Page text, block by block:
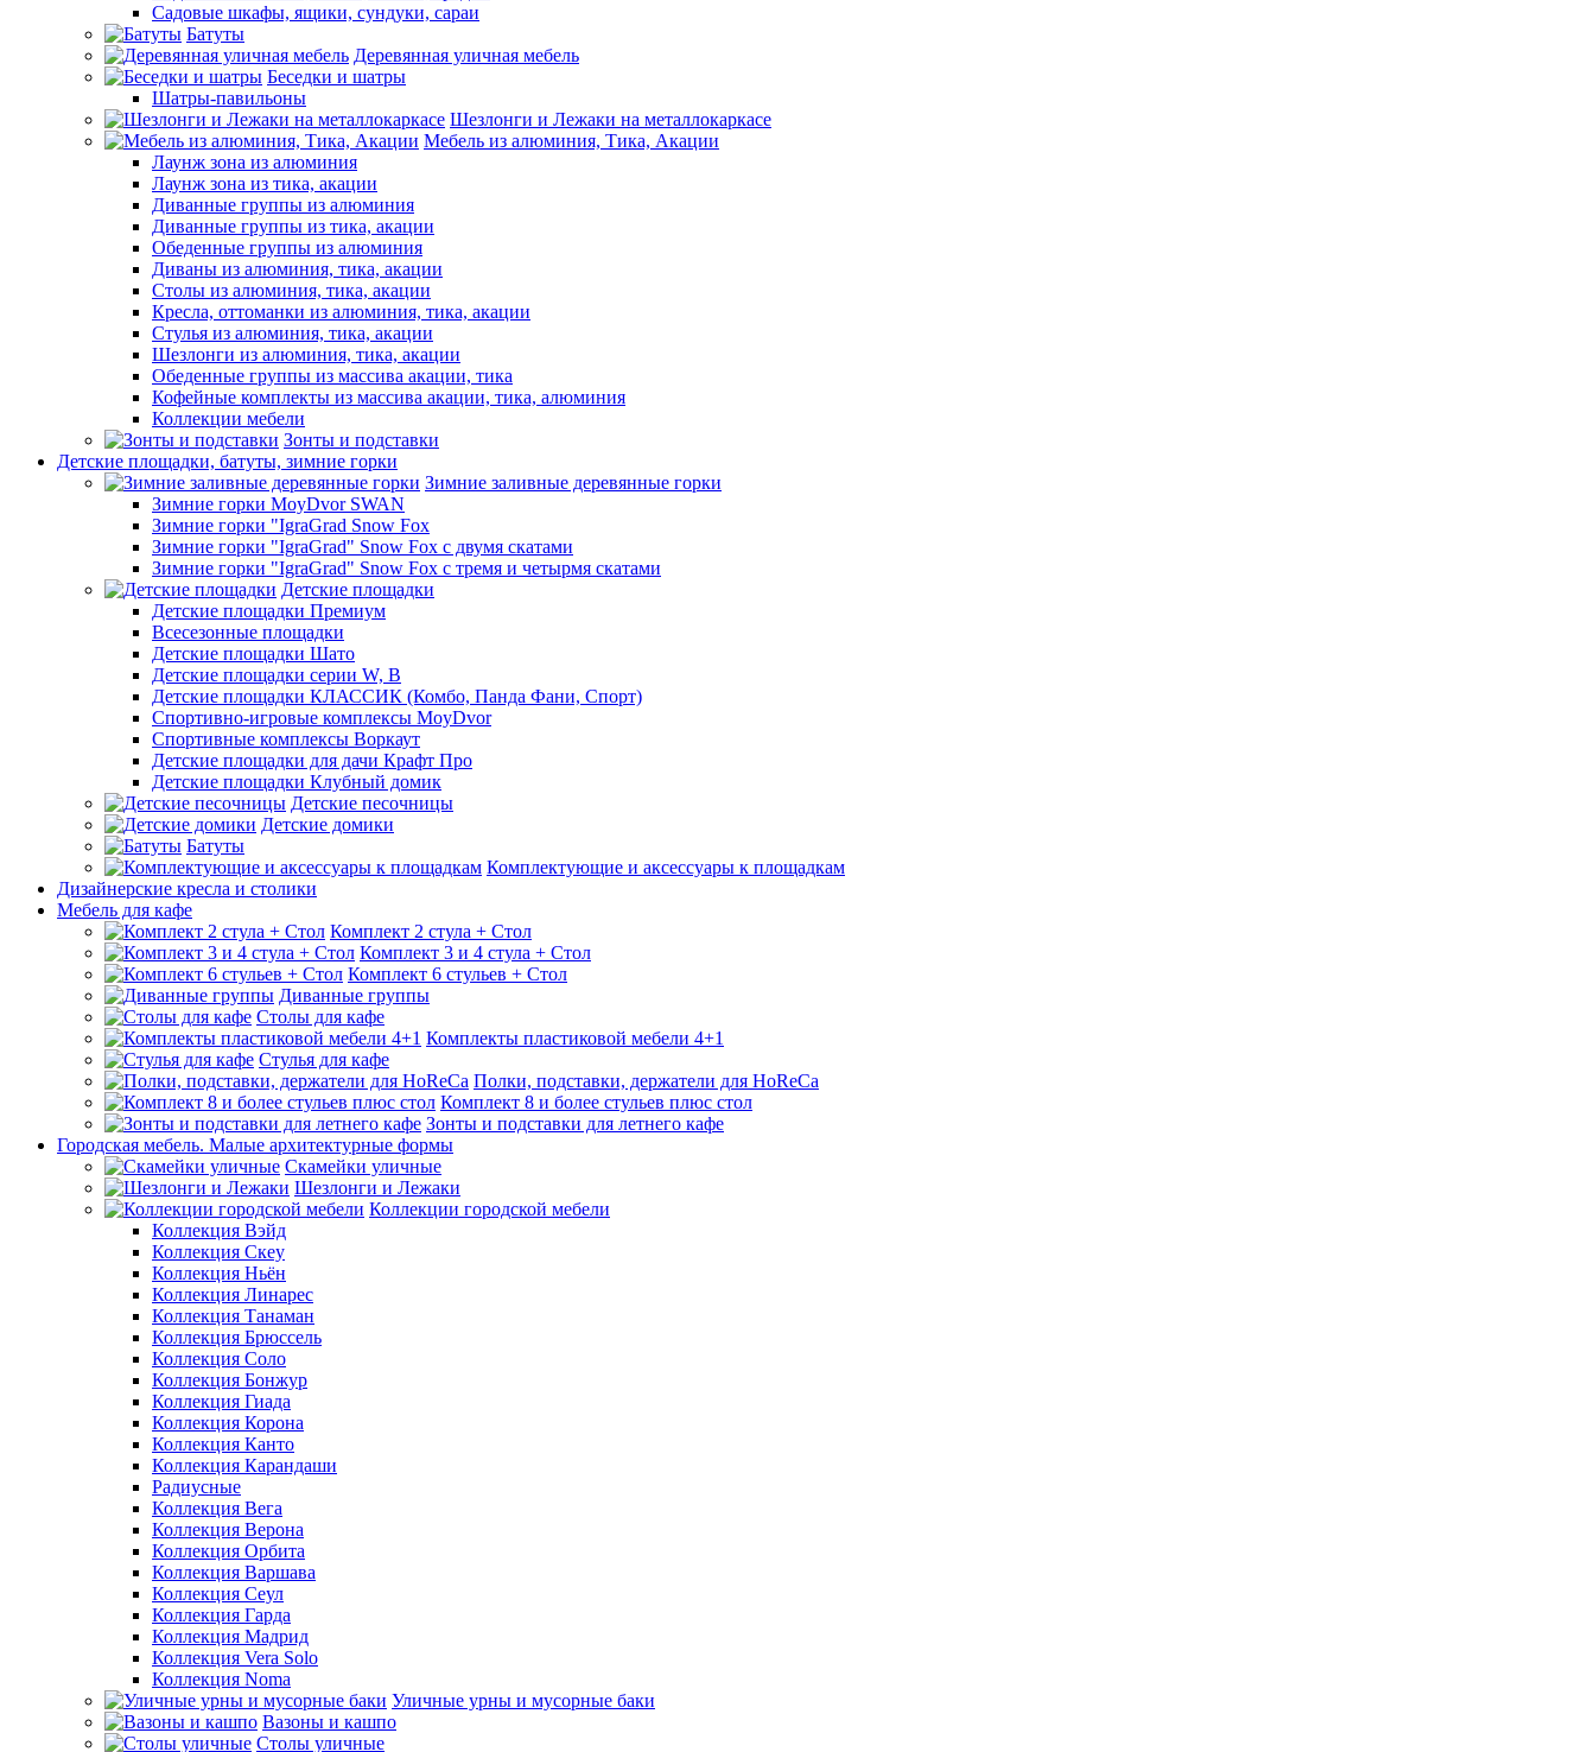
Садовые шкафы, ящики, сундуки, сараи
Батуты
Деревянная уличная мебель
Беседки и шатры
Шатры-павильоны
Шезлонги и Лежаки на металлокаркасе
Мебель из алюминия, Тика, Акации
Лаунж зона из алюминия
Лаунж зона из тика, акации
Диванные группы из алюминия
Диванные группы из тика, акации
Обеденные группы из алюминия
Диваны из алюминия, тика, акации
Столы из алюминия, тика, акации
Кресла, оттоманки из алюминия, тика, акации
Стулья из алюминия, тика, акации
Шезлонги из алюминия, тика, акации
Обеденные группы из массива акации, тика
Кофейные комплекты из массива акации, тика, алюминия
Коллекции мебели
Зонты и подставки
Детские площадки, батуты, зимние горки
Зимние заливные деревянные горки
Зимние горки MoyDvor SWAN
Зимние горки "IgraGrad Snow Fox
Зимние горки "IgraGrad" Snow Fox с двумя скатами
Зимние горки "IgraGrad" Snow Fox с тремя и четырмя скатами
Детские площадки
Детские площадки Премиум
Всесезонные площадки
Детские площадки Шато
Детские площадки серии W, В
Детские площадки КЛАССИК (Комбо, Панда Фани, Спорт)
Спортивно-игровые комплексы MoyDvor
Спортивные комплексы Воркаут
Детские площадки для дачи Крафт Про
Детские площадки Клубный домик
Детские песочницы
Детские домики
Батуты
Комплектующие и аксессуары к площадкам
Дизайнерские кресла и столики
Мебель для кафе
Комплект 2 стула + Стол
Комплект 3 и 4 стула + Стол
Комплект 6 стульев + Стол
Диванные группы
Столы для кафе
Комплекты пластиковой мебели 4+1
Стулья для кафе
Полки, подставки, держатели для HoReCa
Комплект 8 и более стульев плюс стол
Зонты и подставки для летнего кафе
Городская мебель. Малые архитектурные формы
Скамейки уличные
Шезлонги и Лежаки
Коллекции городской мебели
Коллекция Вэйд
Коллекция Скеу
Коллекция Ньён
Коллекция Линарес
Коллекция Танаман
Коллекция Брюссель
Коллекция Соло
Коллекция Бонжур
Коллекция Гиада
Коллекция Корона
Коллекция Канто
Коллекция Карандаши
Радиусные
Коллекция Вега
Коллекция Верона
Коллекция Орбита
Коллекция Варшава
Коллекция Сеул
Коллекция Гарда
Коллекция Мадрид
Коллекция Vera Solo
Коллекция Noma
Уличные урны и мусорные баки
Вазоны и кашпо
Столы уличные